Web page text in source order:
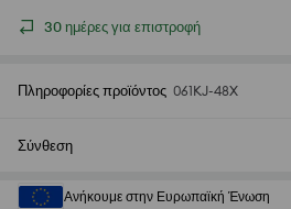
30 ημέρες για επιστροφή
Πληροφορίες προϊόντος 061KJ-48X
Σύνθεση
Ανήκουμε στην Ευρωπαϊκή Ένωση